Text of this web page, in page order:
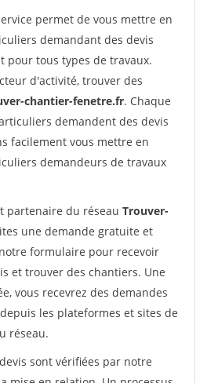
permet de vous mettre en
demandant des devis
pour tous types de travaux.
d'activité, trouver des
chantier-fenetre.fr. Chaque
demandent des devis
facilement vous mettre en
demandeurs de travaux
partenaire du réseau Trouver-
une demande gratuite et
formulaire pour recevoir
et trouver des chantiers. Une
vous recevrez des demandes
les plateformes et sites de
réseau.
sont vérifiées par notre